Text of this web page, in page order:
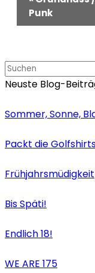
Navigation
Punk
Neuste Blog-
Sommer, Sonne,
Packt die
Frühjahrsmüdigkeit
Bis Späti!
Endlich 18!
WE ARE 175